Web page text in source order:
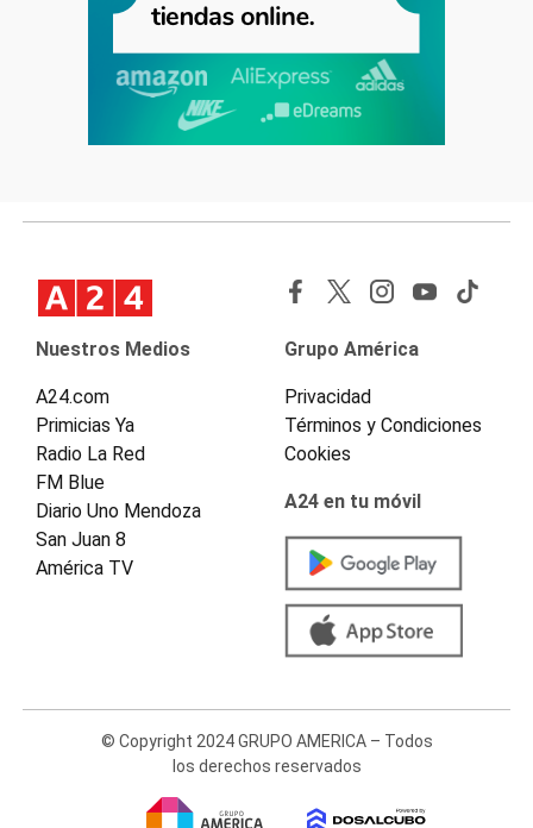
Nuestros Medios
A24.com
Primicias Ya
Radio La Red
FM Blue
Diario Uno Mendoza
San Juan 8
América TV
Grupo América
Privacidad
Términos y Condiciones
Cookies
A24 en tu móvil
© Copyright 2024 GRUPO AMERICA – Todos
los derechos reservados